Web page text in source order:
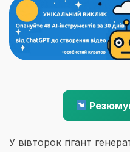
У вівторок гігант